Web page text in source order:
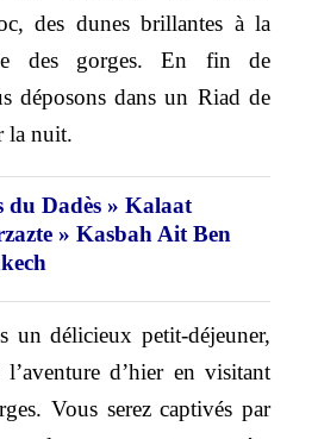
des dunes brillantes à la
des gorges. En fin de
déposons dans un Riad de
la nuit.
Dadès » Kalaat
» Kasbah Ait Ben
un délicieux petit-déjeuner,
d’hier en visitant
Vous serez captivés par